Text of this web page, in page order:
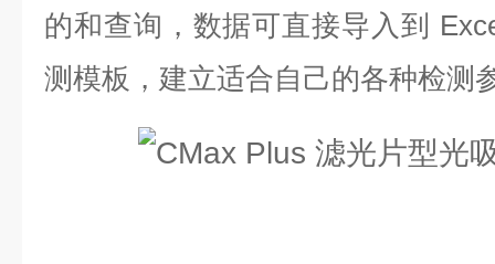
的和查询，数据可直接导入到
测模板，建立适合自己的各种检测